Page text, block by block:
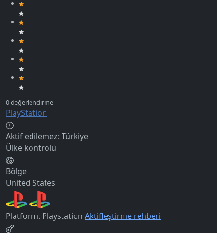
PlayStation
Aktif edilemez: Türkiye
Ülke kontrolü
Bölge
United States
Platform: Playstation Aktifleştirme rehberi